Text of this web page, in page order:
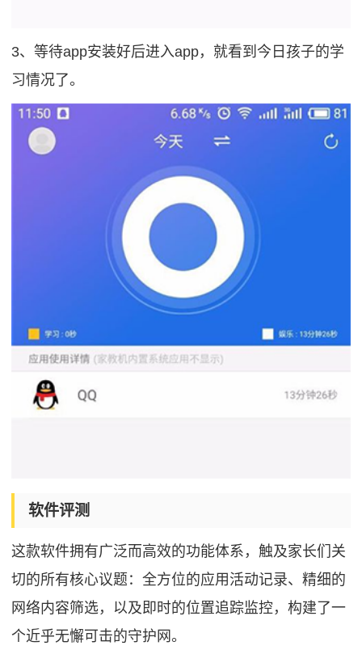
3、等待app安装好后进入app，就看到今日孩子的学
习情况了。
软件评测
这款软件拥有广泛而高效的功能体系，触及家长们关
切的所有核心议题：全方位的应用活动记录、精细的
网络内容筛选，以及即时的位置追踪监控，构建了一
个近乎无懈可击的守护网。